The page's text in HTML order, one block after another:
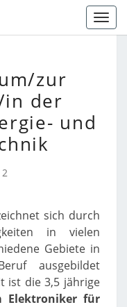
ZUR
IN
zur
in der
und
sich durch
in vielen
Gebiete in
ausgebildet
ist die 3,5 jährige
Elektroniker für